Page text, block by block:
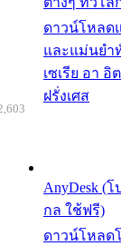
ดาวน์โหลด
และแม่นยำ
เซเรีย อา อิ
ฝรั่งเศส
AnyDesk (
กล ใช้ฟรี)
ดาวน์โหลด